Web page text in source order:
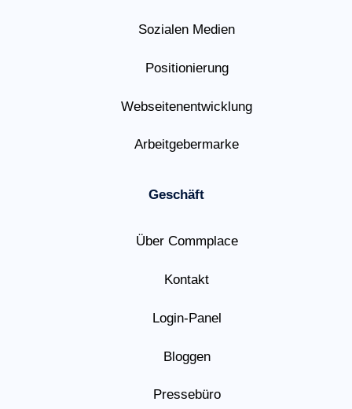
Sozialen Medien
Positionierung
Webseitenentwicklung
Arbeitgebermarke
Geschäft
Über Commplace
Kontakt
Login-Panel
Bloggen
Pressebüro